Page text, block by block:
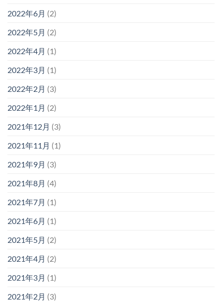
2022年6月 (2)
2022年5月 (2)
2022年4月 (1)
2022年3月 (1)
2022年2月 (3)
2022年1月 (2)
2021年12月 (3)
2021年11月 (1)
2021年9月 (3)
2021年8月 (4)
2021年7月 (1)
2021年6月 (1)
2021年5月 (2)
2021年4月 (2)
2021年3月 (1)
2021年2月 (3)